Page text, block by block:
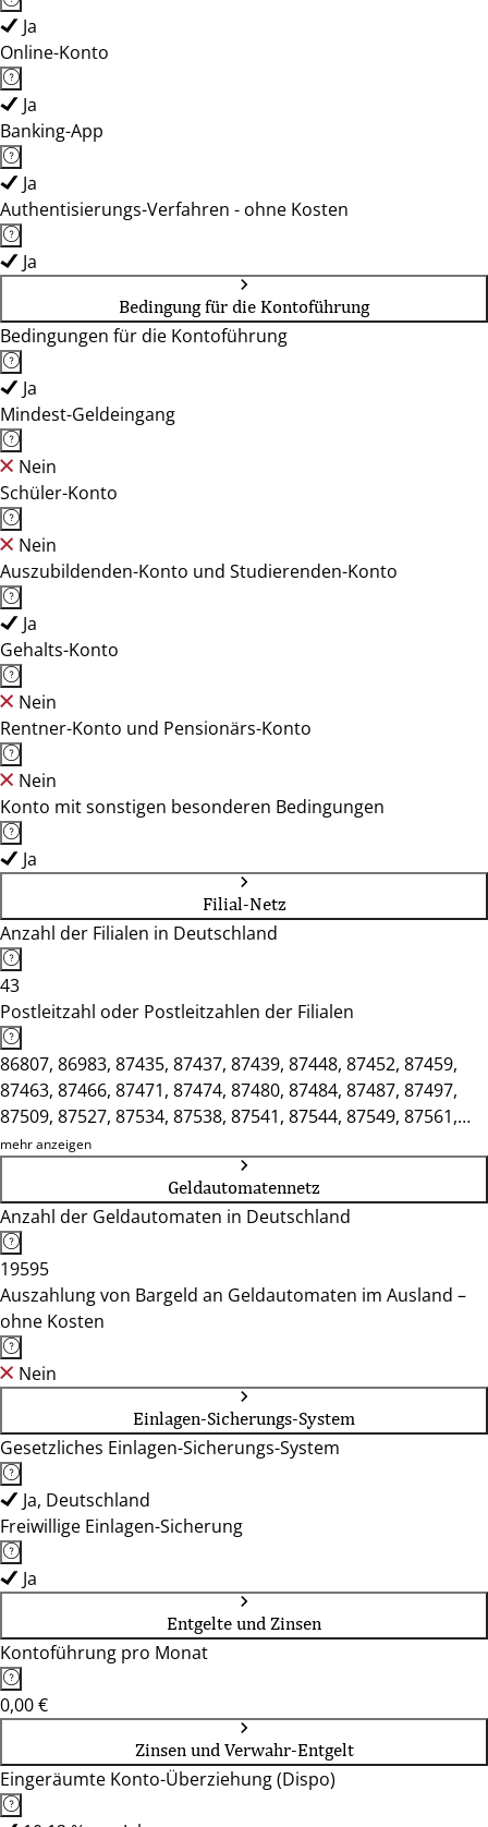
Ja
Online-Konto
Ja
Banking-App
Ja
Authentisierungs-Verfahren - ohne Kosten
Ja
Bedingung für die Kontoführung
Bedingungen für die Kontoführung
Ja
Mindest-Geldeingang
Nein
Schüler-Konto
Nein
Auszubildenden-Konto und Studierenden-Konto
Ja
Gehalts-Konto
Nein
Rentner-Konto und Pensionärs-Konto
Nein
Konto mit sonstigen besonderen Bedingungen
Ja
Filial-Netz
Anzahl der Filialen in Deutschland
43
Postleitzahl oder Postleitzahlen der Filialen
86807, 86983, 87435, 87437, 87439, 87448, 87452, 87459,
87463, 87466, 87471, 87474, 87480, 87484, 87487, 87497,
87509, 87527, 87534, 87538, 87541, 87544, 87549, 87561,
87600, 87616, 87629, 87634, 87637, 87640, 87645, 87647,
mehr anzeigen
Geldautomatennetz
Anzahl der Geldautomaten in Deutschland
19595
Auszahlung von Bargeld an Geldautomaten im Ausland –
ohne Kosten
Nein
Einlagen-Sicherungs-System
Gesetzliches Einlagen-Sicherungs-System
Ja, Deutschland
Freiwillige Einlagen-Sicherung
Ja
Entgelte und Zinsen
Kontoführung pro Monat
0,00 €
Zinsen und Verwahr-Entgelt
Eingeräumte Konto-Überziehung (Dispo)